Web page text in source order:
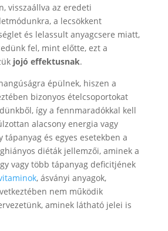
visszaállva az eredeti
a lecsökkent
és lelassult anyagcsere miatt,
fel, mint előtte, ezt a
jojó effektusnak.
épülnek, hiszen a
bizonyos ételcsoportokat
így a fennmaradókkal kell
alacsony energia vagy
tápanyag és egyes esetekben a
diéták jellemzői, aminek a
vagy több tápanyag deficitjének
, ásványi anyagok,
nem működik
aminek látható jelei is